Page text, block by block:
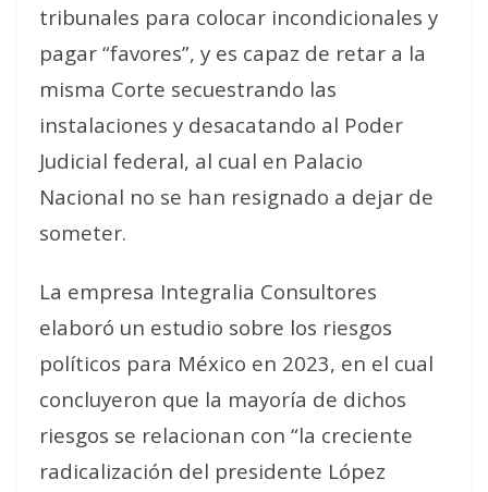
tribunales para colocar incondicionales y
pagar “favores”, y es capaz de retar a la
misma Corte secuestrando las
instalaciones y desacatando al Poder
Judicial federal, al cual en Palacio
Nacional no se han resignado a dejar de
someter.
La empresa Integralia Consultores
elaboró un estudio sobre los riesgos
políticos para México en 2023, en el cual
concluyeron que la mayoría de dichos
riesgos se relacionan con “la creciente
radicalización del presidente López